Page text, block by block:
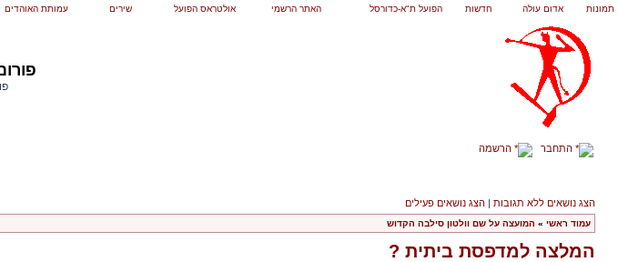
תמונות אדום עולה חדשות הפועל ת"א-כדורסל האתר הרשמי אולטראס הפועל שירים עמותת האוהדים
התחבר הרשמה
הצג נושאים ללא תגובות | הצג נושאים פעילים
עמוד ראשי » המועצה על שם וולטון סילבה הקדוש
המלצה למדפסת ביתית ?